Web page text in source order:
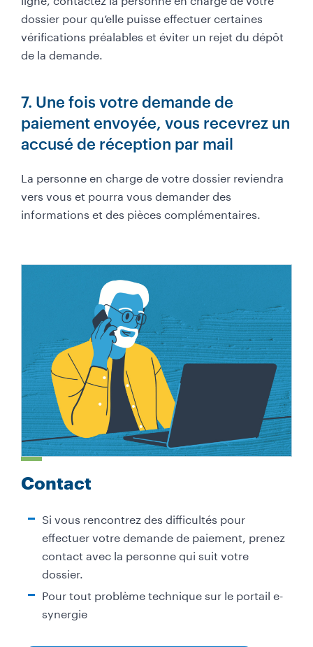
dossier pour qu’elle puisse effectuer certaines
vérifications préalables et éviter un rejet du dépôt
de la demande.
7. Une fois votre demande de
paiement envoyée, vous recevrez un
accusé de réception par mail
La personne en charge de votre dossier reviendra
vers vous et pourra vous demander des
informations et des pièces complémentaires.
Contact
Si vous rencontrez des difficultés pour
effectuer votre demande de paiement, prenez
contact avec la personne qui suit votre
dossier.
Pour tout problème technique sur le portail e-
synergie